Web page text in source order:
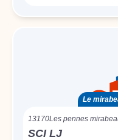
Le
13170Les pennes
SCI LJ